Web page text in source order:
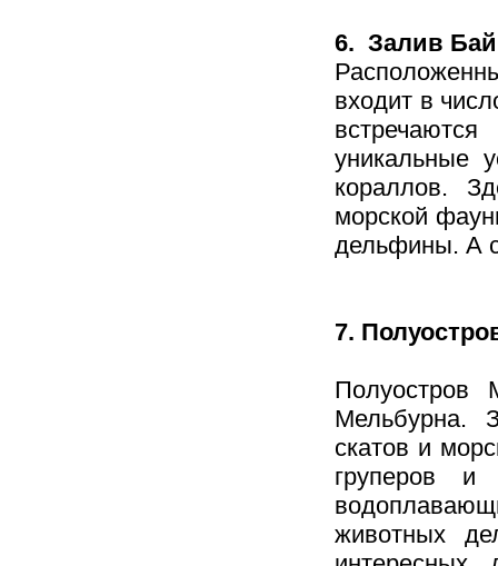
6. Залив
входит в
уникальные
кораллов.
морской
дельфины. А
7.
Полуостров
Мельбурна.
скатов и
груперов и
животных